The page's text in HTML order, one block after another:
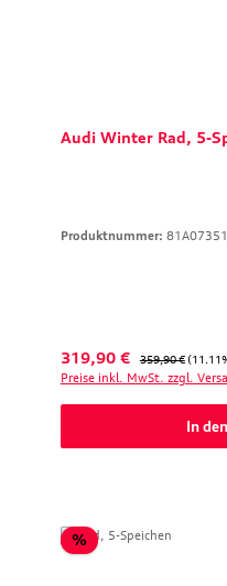
Audi Winter Rad, 5-
Produktnummer:
Verkaufspreis:
319,90 € Regulärer Preis:
359,90 €
Preise inkl. MwSt. zzgl.
In
%Rabatt